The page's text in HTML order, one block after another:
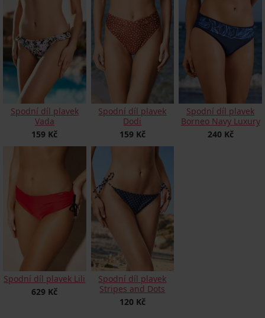
Spodní díl plavek
Vada
159 Kč
Spodní díl plavek
Dodi
159 Kč
Spodní díl plavek
Borneo Navy Luxury
240 Kč
Spodní díl plavek Lili
629 Kč
Spodní díl plavek
Stripes and Dots
120 Kč